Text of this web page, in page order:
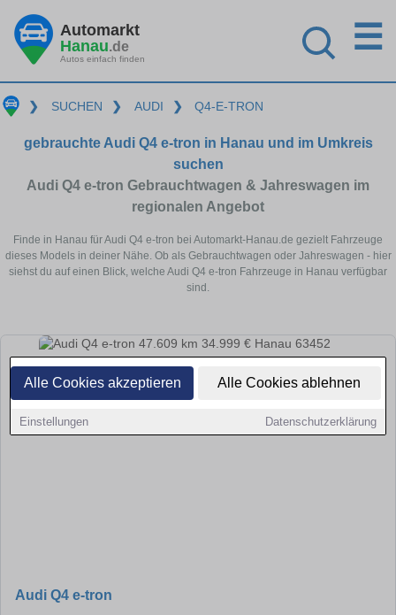
Alle Cookies akzeptieren Alle Cookies ablehnen
Einstellungen Datenschutzerklärung
Automarkt
Hanau.de
Autos einfach finden
☰
❯ SUCHEN ❯ AUDI ❯ Q4-E-TRON
gebrauchte Audi Q4 e-tron in Hanau und im Umkreis
suchen
Audi Q4 e-tron Gebrauchtwagen & Jahreswagen im
regionalen Angebot
Finde in Hanau für Audi Q4 e-tron bei Automarkt-Hanau.de gezielt Fahrzeuge
dieses Models in deiner Nähe. Ob als Gebrauchtwagen oder Jahreswagen - hier
siehst du auf einen Blick, welche Audi Q4 e-tron Fahrzeuge in Hanau verfügbar
sind.
Audi Q4 e-tron